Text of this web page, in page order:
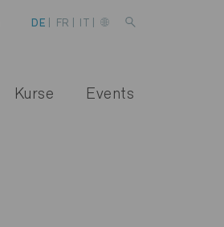
DE FR
Kurse Events